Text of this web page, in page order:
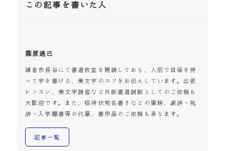
この記事を書いた人
篠原遙己
鎌倉市長谷にて書道教室を開講しており、人前で自信を持
って字を書ける、美文字のコツをお伝えしています。出張
レッスン、美文字講座など外部書道講師としてのご依頼も
大歓迎です。また、招待状宛名書きなどの筆耕、謝辞・祝
辞・入学願書等の代筆、書作品のご依頼も承ります。
記事一覧